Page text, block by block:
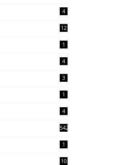
4
12
1
4
3
1
4
542
1
10